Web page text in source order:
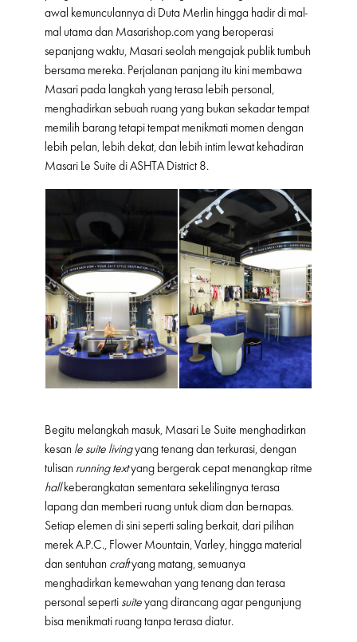
awal kemunculannya di Duta Merlin hingga hadir di mal-
mal utama dan Masarishop.com yang beroperasi
sepanjang waktu, Masari seolah mengajak publik tumbuh
bersama mereka. Perjalanan panjang itu kini membawa
Masari pada langkah yang terasa lebih personal,
menghadirkan sebuah ruang yang bukan sekadar tempat
memilih barang tetapi tempat menikmati momen dengan
lebih pelan, lebih dekat, dan lebih intim lewat kehadiran
Masari Le Suite di ASHTA District 8.
Begitu melangkah masuk, Masari Le Suite menghadirkan
kesan le suite livingyang tenang dan terkurasi, dengan
tulisan running textyang bergerak cepat menangkap ritme
hallkeberangkatan sementara sekelilingnya terasa
lapang dan memberi ruang untuk diam dan bernapas.
Setiap elemen di sini seperti saling berkait, dari pilihan
merek A.P.C., Flower Mountain, Varley, hingga material
dan sentuhan craftyang matang, semuanya
menghadirkan kemewahan yang tenang dan terasa
personal seperti suiteyang dirancang agar pengunjung
bisa menikmati ruang tanpa terasa diatur.